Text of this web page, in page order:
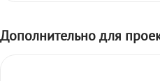
Дополнительно для